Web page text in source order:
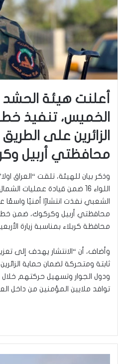
أعلنت هيئة
الخميس، تنفيذ
الزائرين على الطريق
محافظتي أربيل
وذكر بيان للهيئة، تلقت “العراق
اللواء 16 ضمن قيادة عمليات
الشعبي نفذت انتشارًا أمنيًا واسعًا
محافظتي أربيل وكركوك، ضمن
محافظة كربلاء بمناسبة زيارة
وأضاف، أن “الانتشار يهدف إلى
ثابتة ومتحركة لضمان حماية
ودول الجوار وتسهيل حركتهم
توافد ملايين المؤمنين من داخل